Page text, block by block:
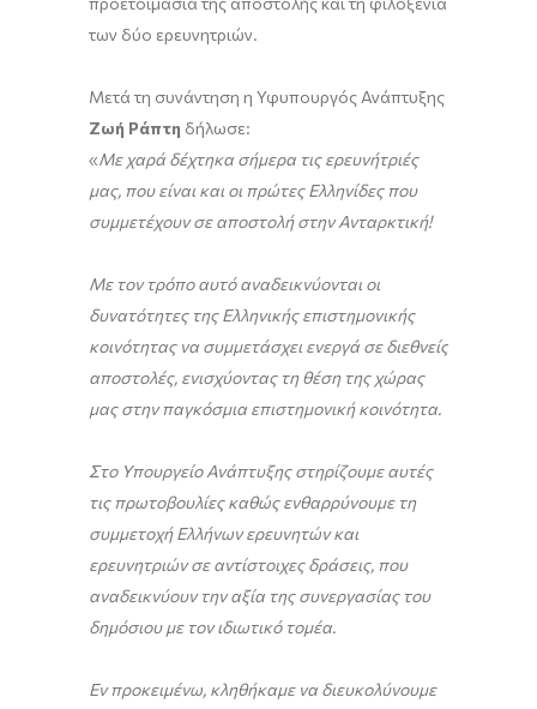
των δύο ερευνητριών.
Μετά τη συνάντηση η Υφυπουργός Ανάπτυξης
Ζωή Ράπτη δήλωσε:
«Με χαρά δέχτηκα σήμερα τις ερευνήτριές
μας, που είναι και οι πρώτες Ελληνίδες που
συμμετέχουν σε αποστολή στην Ανταρκτική!
Με τον τρόπο αυτό αναδεικνύονται οι
δυνατότητες της Ελληνικής επιστημονικής
κοινότητας να συμμετάσχει ενεργά σε διεθνείς
αποστολές, ενισχύοντας τη θέση της χώρας
μας στην παγκόσμια επιστημονική κοινότητα.
Στο Υπουργείο Ανάπτυξης στηρίζουμε αυτές
τις πρωτοβουλίες καθώς ενθαρρύνουμε τη
συμμετοχή Ελλήνων ερευνητών και
ερευνητριών σε αντίστοιχες δράσεις, που
αναδεικνύουν την αξία της συνεργασίας του
δημόσιου με τον ιδιωτικό τομέα.
Εν προκειμένω, κληθήκαμε να διευκολύνουμε